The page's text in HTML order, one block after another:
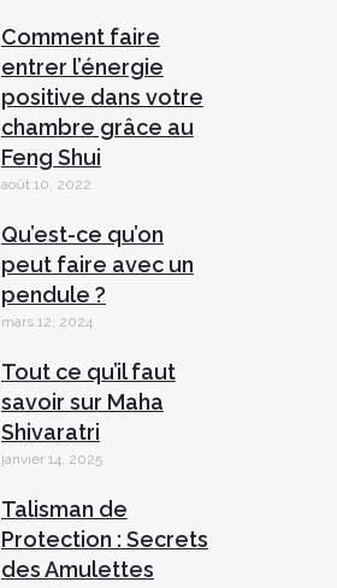
Comment faire
entrer l’énergie
positive dans votre
chambre grâce au
Feng Shui
août 10, 2022
Qu’est-ce qu’on
peut faire avec un
pendule ?
mars 12, 2024
Tout ce qu’il faut
savoir sur Maha
Shivaratri
janvier 14, 2025
Talisman de
Protection : Secrets
des Amulettes